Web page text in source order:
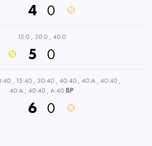
4 0
15:0 , 30:0 , 40:0
5 0
, 15:40 , 30:40 , 40:40 , 40:A , 40:40 ,
40:A , 40:40 , A:40 BP
6 0